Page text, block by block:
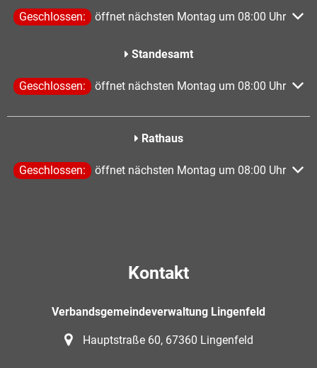
Klicken, um weitere Öffnungs- oder Schließzeiten
Geschlossen: öffnet nächsten Montag um 08:00 Uhr
Standesamt
Klicken, um weitere Öffnungs- oder Schließzeiten
Geschlossen: öffnet nächsten Montag um 08:00 Uhr
Rathaus
Klicken, um weitere Öffnungs- oder Schließzeiten
Geschlossen: öffnet nächsten Montag um 08:00 Uhr
Kontakt
Verbandsgemeindeverwaltung Lingenfeld
Hauptstraße 60, 67360 Lingenfeld